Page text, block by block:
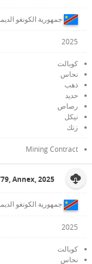
جمهورية الكونغو
2025
كوبالت
نحاس
ذهب
حديد
رصاص
نيكل
زنك
Mining Contract
Annex, 2025
جمهورية الكونغو
2025
كوبالت
نحاس